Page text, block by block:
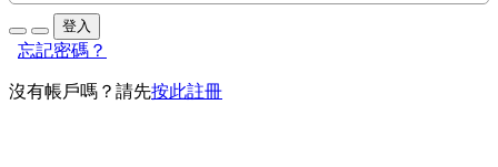
登入
忘記密碼？
沒有帳戶嗎？請先按此註冊